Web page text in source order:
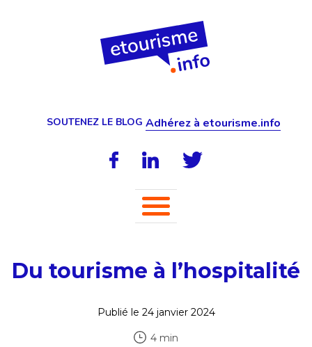
SOUTENEZ LE BLOG Adhérez à etourisme.info
Du tourisme à l’hospitalité
Publié le 24 janvier 2024
4 min